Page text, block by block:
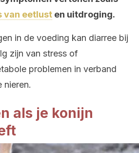
van eetlust en uitdroging.
in de voeding kan diarree bij
zijn van stress of
problemen in verband
nieren.
als je konijn